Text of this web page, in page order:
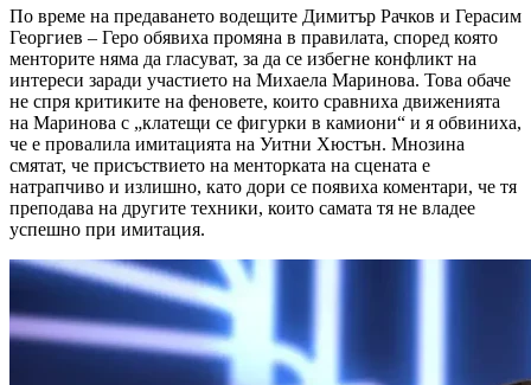
По време на предаването водещите Димитър Рачков и Герасим
Георгиев – Геро обявиха промяна в правилата, според която
менторите няма да гласуват, за да се избегне конфликт на
интереси заради участието на Михаела Маринова. Това обаче
не спря критиките на феновете, които сравниха движенията
на Маринова с „клатещи се фигурки в камиони“ и я обвиниха,
че е провалила имитацията на Уитни Хюстън. Мнозина
смятат, че присъствието на менторката на сцената е
натрапчиво и излишно, като дори се появиха коментари, че тя
преподава на другите техники, които самата тя не владее
успешно при имитация.